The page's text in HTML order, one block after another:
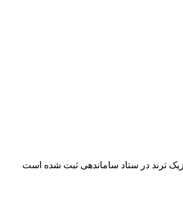
ترند در ستاد ساماندهی ثبت شده است